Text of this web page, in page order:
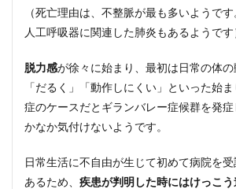
（死亡理由は、不整脈が最も多いようで
人工呼吸器に関連した肺炎もあるようです
脱力感が徐々に始まり、最初は日常の体
「だるく」「動作しにくい」といった始
症のケースだとギランバレー症候群を発
かなか気付けないようです。
日常生活に不自由が生じて初めて病院を
あるため、 疾患が判明した時にはけっこ